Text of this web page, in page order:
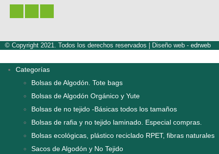
© Copyright 2021. Todos los derechos reservados | Diseño web - edrweb
Categorías
Bolsas de Algodón. Tote bags
Bolsas de Algodón Orgánico y Yute
Bolsas de no tejido -Básicas todos los tamaños
Bolsas de rafia y no tejido laminado. Especial compras.
Bolsas ecológicas, plástico reciclado RPET, fibras naturales
Sacos de Algodón y No Tejido